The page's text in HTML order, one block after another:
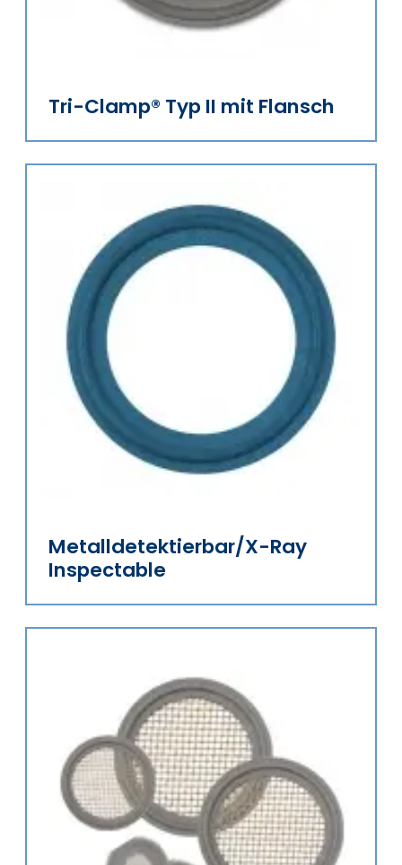
Tri-Clamp® Typ II mit Flansch
Metalldetektierbar/X-Ray
Inspectable